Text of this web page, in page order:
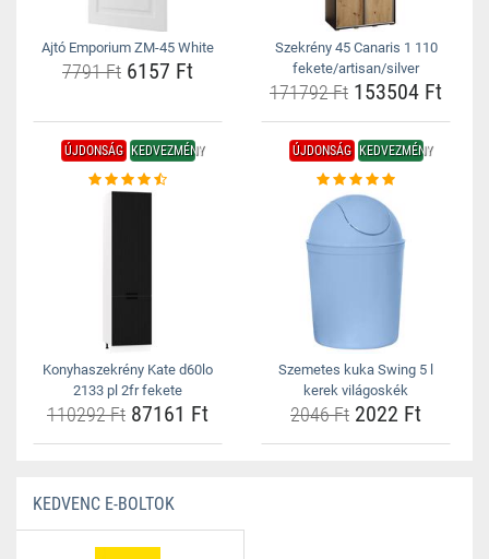
Ajtó Emporium ZM-45 White
7791 Ft 6157 Ft
Szekrény 45 Canaris 1 110
fekete/artisan/silver
171792 Ft 153504 Ft
ÚJDONSÁG KEDVEZMÉNY
Konyhaszekrény Kate d60lo
2133 pl 2fr fekete
110292 Ft 87161 Ft
ÚJDONSÁG KEDVEZMÉNY
Szemetes kuka Swing 5 l
kerek világoskék
2046 Ft 2022 Ft
KEDVENC E-BOLTOK